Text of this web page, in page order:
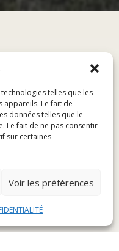
telles que les
appareils. Le fait de
données telles que le
Le fait de ne pas consentir
sur certaines
Voir les préférences
et